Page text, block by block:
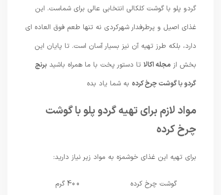
گردو پلو با گوشت کلکالی انتخابی عالی برای شماست. این
غذای اصیل و پرطرفدار شهرکردی نه تنها طعم فوق العاده ای
دارد، بلکه طرز تهیه آن نیز بسیار آسان است. تا پایان این
بخش ازمجله اکالاتا دستور پخت با ما همراه باشید برنج
گردو با گوشت چرخ کردهبه شما یاد بده
مواد لازم برای تهیه گردو پلو با گوشت
چرخ کرده
برای تهیه این غذای خوشمزه به مواد زیر نیاز دارید:
گوشت چرخ کرده